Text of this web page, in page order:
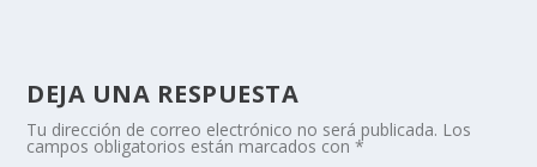
DEJA UNA RESPUESTA
Tu dirección de correo electrónico no será publicada. Los
campos obligatorios están marcados con*